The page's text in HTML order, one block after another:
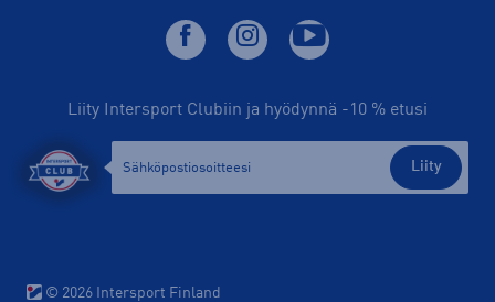
Liity Intersport Clubiin ja hyödynnä -10 % etusi
Liity
© 2026 Intersport Finland